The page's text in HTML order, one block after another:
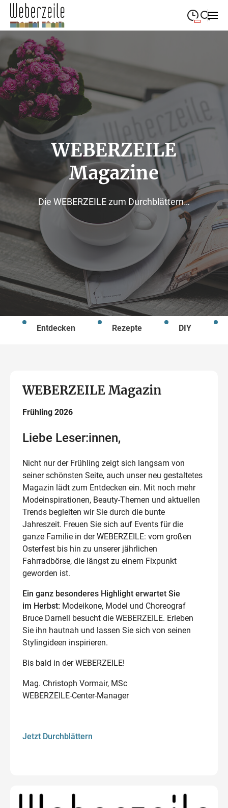
Montag
MONTAG
Dienstag
DIENSTAG
Mittwoch
MITTWOCH
Donnerstag
DONNERSTAG
Freitag
09:00
Samstag
09:00 18:00
Wegbeschreibung
WEBERZEILE
Magazine
Die WEBERZEILE zum Durchblättern…
Entdecken Rezepte DIY
WEBERZEILE Magazin
Frühling 2026
Liebe Leser:innen,
Nicht nur der Frühling zeigt sich langsam von
seiner schönsten Seite, auch unser neu gestaltetes
Magazin lädt zum Entdecken ein. Mit noch mehr
Modeinspirationen, Beauty-Themen und aktuellen
Trends begleiten wir Sie durch die bunte
Jahreszeit. Freuen Sie sich auf Events für die
ganze Familie in der WEBERZEILE: vom großen
Osterfest bis hin zu unserer jährlichen
Fahrradbörse, die längst zu einem Fixpunkt
geworden ist.
Ein ganz besonderes Highlight erwartet Sie
im Herbst: Modeikone, Model und Choreograf
Bruce Darnell besucht die WEBERZEILE. Erleben
Sie ihn hautnah und lassen Sie sich von seinen
Stylingideen inspirieren.
Bis bald in der WEBERZEILE!
Mag. Christoph Vormair, MSc
WEBERZEILE-Center-Manager
Jetzt Durchblättern